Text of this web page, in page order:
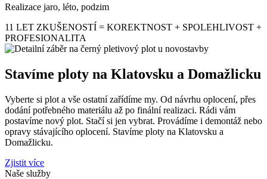
Realizace jaro, léto, podzim
11 LET ZKUŠENOSTÍ = KOREKTNOST + SPOLEHLIVOST +
PROFESIONALITA
Stavíme ploty na Klatovsku a Domažlicku
Vyberte si plot a vše ostatní zařídíme my. Od návrhu oplocení, přes
dodání potřebného materiálu až po finální realizaci. Rádi vám
postavíme nový plot. Stačí si jen vybrat. Provádíme i demontáž nebo
opravy stávajícího oplocení. Stavíme ploty na Klatovsku a
Domažlicku.
Zjistit více
Naše služby